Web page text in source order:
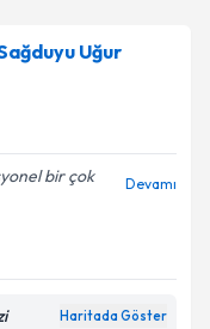
Uğur
bir çok
Devamı
Haritada Göster